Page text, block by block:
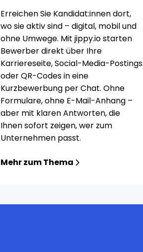
Erreichen Sie Kandidat:innen dort,
wo sie aktiv sind – digital, mobil und
ohne Umwege. Mit jippy.io starten
Bewerber direkt über Ihre
Karriereseite, Social-Media-Postings
oder QR-Codes in eine
Kurzbewerbung per Chat. Ohne
Formulare, ohne E-Mail-Anhang –
aber mit klaren Antworten, die
Ihnen sofort zeigen, wer zum
Unternehmen passt.
Mehr zum Thema